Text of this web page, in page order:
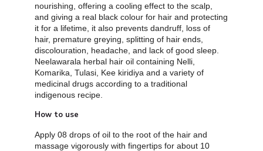
nourishing, offering a cooling effect to the scalp,
and giving a real black colour for hair and protecting
it for a lifetime, it also prevents dandruff, loss of
hair, premature greying, splitting of hair ends,
discolouration, headache, and lack of good sleep.
Neelawarala herbal hair oil containing Nelli,
Komarika, Tulasi, Kee kiridiya and a variety of
medicinal drugs according to a traditional
indigenous recipe.
How to use
Apply 08 drops of oil to the root of the hair and
massage vigorously with fingertips for about 10